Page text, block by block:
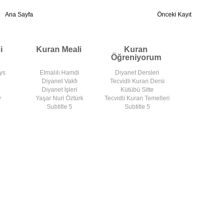
Önceki Kayıt
Ana Sayfa
Kuran Meali
Kuran
Öğreniyorum
Elmalılı Hamdi
Diyanet Vakfı
Diyanet İşleri
Yaşar Nuri Öztürk
Subtitle 5
Diyanet Dersleri
Tecvidli Kuran Dersi
Kütübü Sitte
Tecvidli Kuran Temelleri
Subtitle 5